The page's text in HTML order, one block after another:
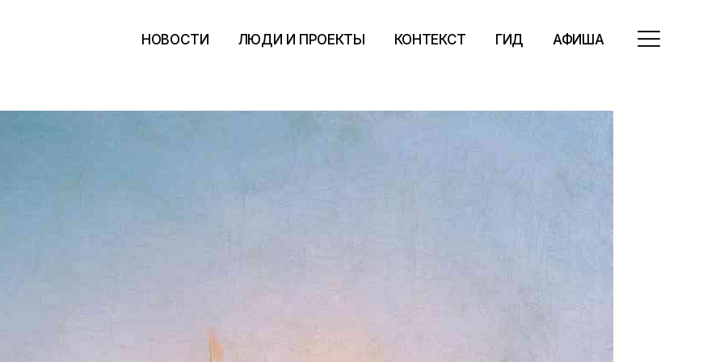
НОВОСТИ ЛЮДИ И ПРОЕКТЫ КОНТЕКСТ ГИД АФИША